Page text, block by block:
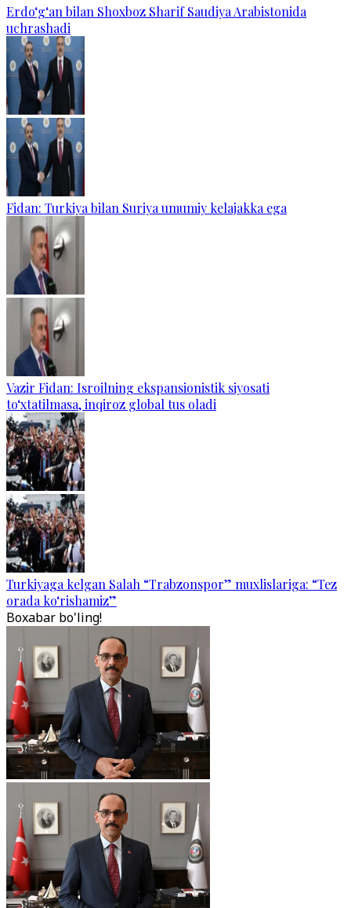
Erdo‘g‘an bilan Shoxboz Sharif Saudiya Arabistonida
uchrashadi
Fidan: Turkiya bilan Suriya umumiy kelajakka ega
Vazir Fidan: Isroilning ekspansionistik siyosati
to‘xtatilmasa, inqiroz global tus oladi
Turkiyaga kelgan Salah “Trabzonspor” muxlislariga: “Tez
orada ko‘rishamiz”
Boxabar bo'ling!